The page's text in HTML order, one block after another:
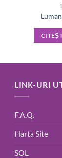
LINK-URI
F.A.Q.
Harta Site
SOL